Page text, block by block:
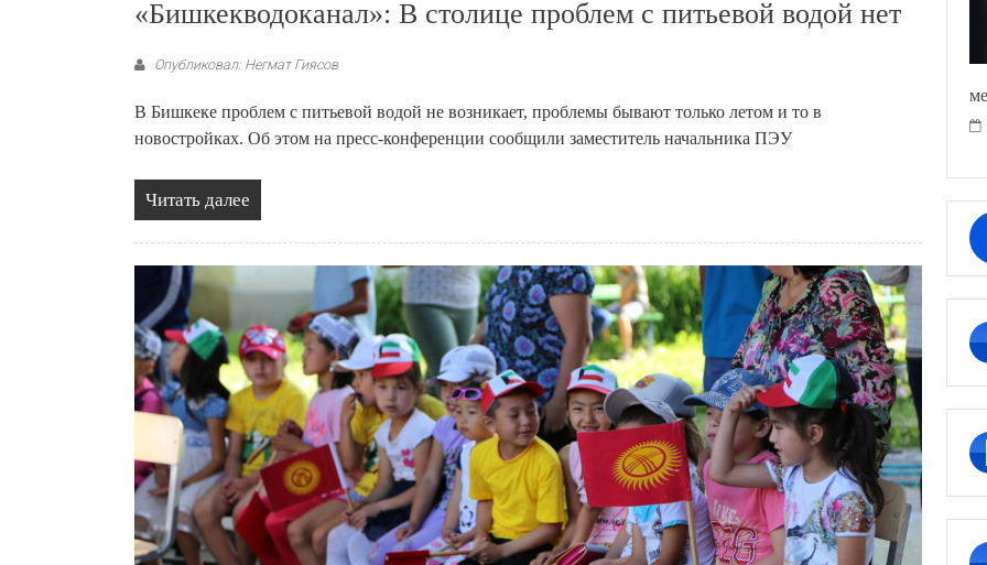
«Бишкекводоканал»: В столице проблем с питьевой водой нет
Опубликовал: Негмат Гиясов
В Бишкеке проблем с питьевой водой не возникает, проблемы бывают только летом и то в
новостройках. Об этом на пресс-конференции сообщили заместитель начальника ПЭУ
Читать далее